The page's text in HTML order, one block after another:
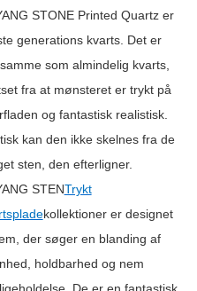
STONE Printed Quartz er
generations kvarts. Det er
som almindelig kvarts,
fra at mønsteret er trykt på
og fantastisk realistisk.
kan den ikke skelnes fra de
sten, den efterligner.
STENTrykt
kollektioner er designet
der søger en blanding af
holdbarhed og nem
De er en fantastisk